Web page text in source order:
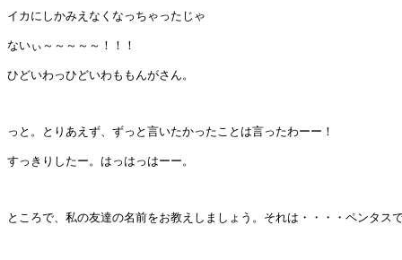
イカにしかみえなくなっちゃったじゃ
ないぃ～～～～～！！！
ひどいわっひどいわももんがさん。
っと。とりあえず、ずっと言いたかったことは言ったわーー！
すっきりしたー。はっはっはーー。
ところで、私の友達の名前をお教えしましょう。それは・・・・ペンタス